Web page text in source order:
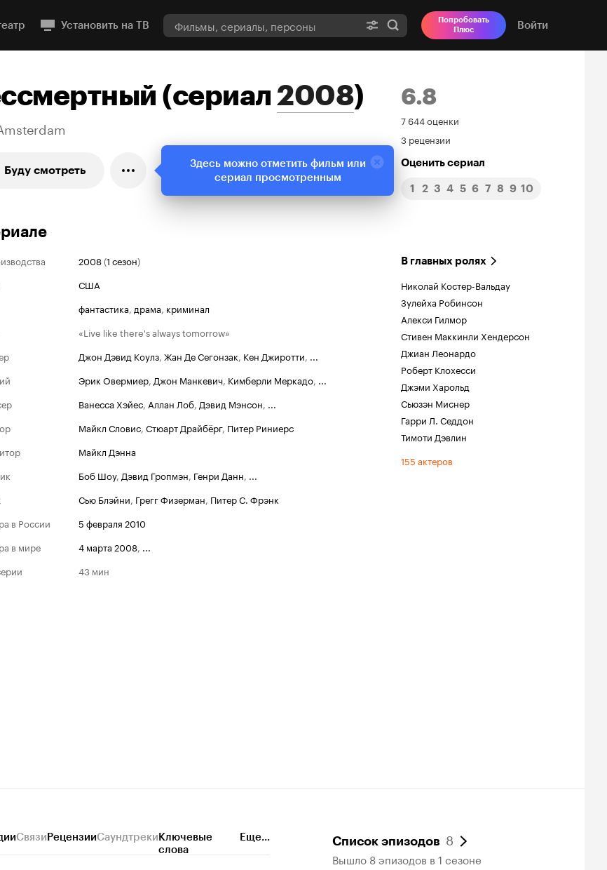
Установить на ТВ
Попробовать
Плюс
Войти
(сериал2008)
Буду смотреть
6.8
Рейтинг
Кинопоиска
6.8
7 644 оценки
3 рецензии
Оценить сериал
1 2 3 4 5 6 7 8 9 10
2008(1 сезон)
США
фантастика, драма, криминал
«Live like there's always tomorrow»
Джон Дэвид Коулз, Жан Де Сегонзак, Кен Джиротти, ...
Эрик Овермиер, Джон Манкевич, Кимберли Меркадо, ...
Ванесса Хэйес, Аллан Лоб, Дэвид Мэнсон, ...
Майкл Словис, Стюарт Драйбёрг, Питер Риниерс
Майкл Дэнна
Боб Шоу, Дэвид Гропмэн, Генри Данн, ...
Сью Блэйни, Грегг Физерман, Питер С. Фрэнк
в России
5 февраля 2010
в мире
4 марта 2008, ...
43 мин
В главных ролях
Николай Костер-Вальдау
Зулейха Робинсон
Алекси Гилмор
Стивен Маккинли Хендерсон
Джиан Леонардо
Роберт Клохесси
Джэми Харольд
Сьюзэн Миснер
Гарри Л. Седдон
Тимоти Дэвлин
155 актеров
СвязиРецензииСаундтрекиКлючевые
слова
Еще... Список эпизодов 8
Вышло 8 эпизодов в 1 сезоне
Здесь можно отметить фильм или
сериал просмотренным